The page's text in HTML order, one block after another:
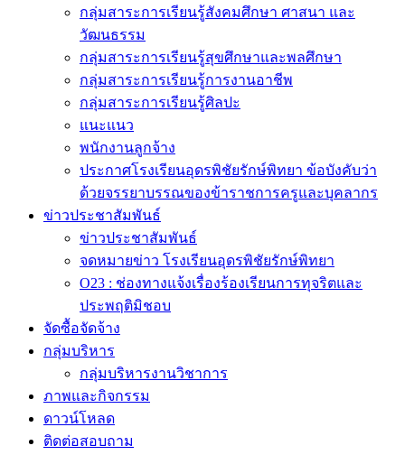
กลุ่มสาระการเรียนรู้สังคมศึกษา ศาสนา และ
วัฒนธรรม
กลุ่มสาระการเรียนรู้สุขศึกษาและพลศึกษา
กลุ่มสาระการเรียนรู้การงานอาชีพ
กลุ่มสาระการเรียนรู้ศิลปะ
แนะแนว
พนักงานลูกจ้าง
ประกาศโรงเรียนอุดรพิชัยรักษ์พิทยา ข้อบังคับว่า
ด้วยจรรยาบรรณของข้าราชการครูและบุคลากร
ข่าวประชาสัมพันธ์
ข่าวประชาสัมพันธ์
จดหมายข่าว โรงเรียนอุดรพิชัยรักษ์พิทยา
O23 : ช่องทางแจ้งเรื่องร้องเรียนการทุจริตและ
ประพฤติมิชอบ
จัดซื้อจัดจ้าง
กลุ่มบริหาร
กลุ่มบริหารงานวิชาการ
ภาพและกิจกรรม
ดาวน์โหลด
ติดต่อสอบถาม